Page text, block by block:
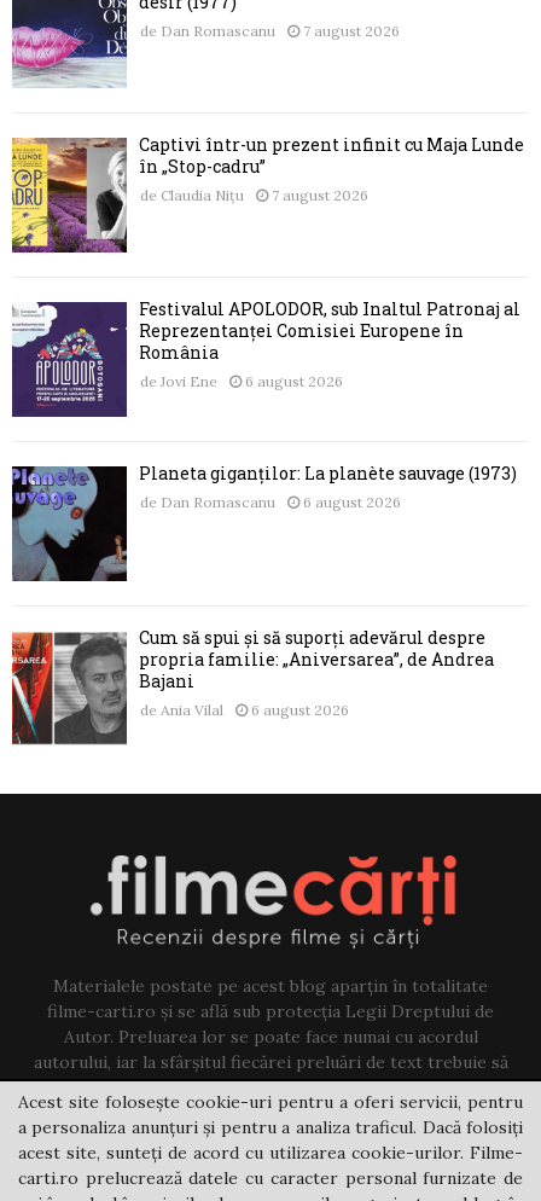
de Dan Romascanu 7 august 2026
Captivi într-un prezent infinit cu Maja Lunde
în „Stop-cadru”
de Claudia Nițu 7 august 2026
Festivalul APOLODOR, sub Înaltul Patronaj al
Reprezentanței Comisiei Europene în
România
de Jovi Ene 6 august 2026
Planeta giganților: La planète sauvage (1973)
de Dan Romascanu 6 august 2026
Cum să spui și să suporți adevărul despre
propria familie: „Aniversarea”, de Andrea
Bajani
de Ania Vilal 6 august 2026
Materialele postate pe acest blog aparțin în totalitate
filme-carti.ro și se află sub protecția Legii Dreptului de
Autor. Preluarea lor se poate face numai cu acordul
autorului, iar la sfârșitul fiecărei preluări de text trebuie să
existe un link către acest blog.
Contact us:jovi@filme-carti.ro
Acest site folosește cookie-uri pentru a oferi servicii, pentru
a personaliza anunțuri și pentru a analiza traficul. Dacă folosiți
acest site, sunteți de acord cu utilizarea cookie-urilor. Filme-
carti.ro prelucrează datele cu caracter personal furnizate de